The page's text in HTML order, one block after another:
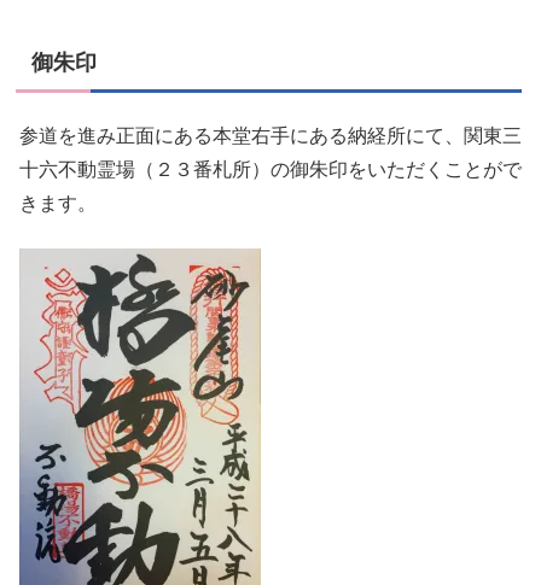
御朱印
参道を進み正面にある本堂右手にある納経所にて、関東三
十六不動霊場（２３番札所）の御朱印をいただくことがで
きます。